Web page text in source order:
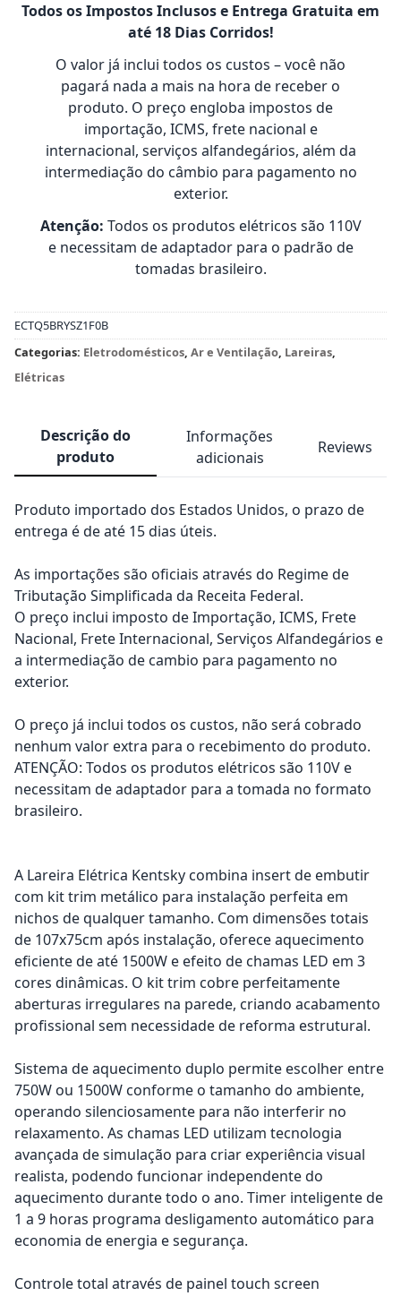
Todos os Impostos Inclusos e Entrega Gratuita em
até 18 Dias Corridos!
O valor já inclui todos os custos – você não
pagará nada a mais na hora de receber o
produto. O preço engloba impostos de
importação, ICMS, frete nacional e
internacional, serviços alfandegários, além da
intermediação do câmbio para pagamento no
exterior.
Atenção: Todos os produtos elétricos são 110V
e necessitam de adaptador para o padrão de
tomadas brasileiro.
ECTQ5BRYSZ1F0B
Categorias: Eletrodomésticos, Ar e Ventilação, Lareiras,
Elétricas
Descrição do
produto
Informações
adicionais
Reviews
Produto importado dos Estados Unidos, o prazo de
entrega é de até 15 dias úteis.
As importações são oficiais através do Regime de
Tributação Simplificada da Receita Federal.
O preço inclui imposto de Importação, ICMS, Frete
Nacional, Frete Internacional, Serviços Alfandegários e
a intermediação de cambio para pagamento no
exterior.
O preço já inclui todos os custos, não será cobrado
nenhum valor extra para o recebimento do produto.
ATENÇÃO: Todos os produtos elétricos são 110V e
necessitam de adaptador para a tomada no formato
brasileiro.
A Lareira Elétrica Kentsky combina insert de embutir
com kit trim metálico para instalação perfeita em
nichos de qualquer tamanho. Com dimensões totais
de 107x75cm após instalação, oferece aquecimento
eficiente de até 1500W e efeito de chamas LED em 3
cores dinâmicas. O kit trim cobre perfeitamente
aberturas irregulares na parede, criando acabamento
profissional sem necessidade de reforma estrutural.
Sistema de aquecimento duplo permite escolher entre
750W ou 1500W conforme o tamanho do ambiente,
operando silenciosamente para não interferir no
relaxamento. As chamas LED utilizam tecnologia
avançada de simulação para criar experiência visual
realista, podendo funcionar independente do
aquecimento durante todo o ano. Timer inteligente de
1 a 9 horas programa desligamento automático para
economia de energia e segurança.
Controle total através de painel touch screen